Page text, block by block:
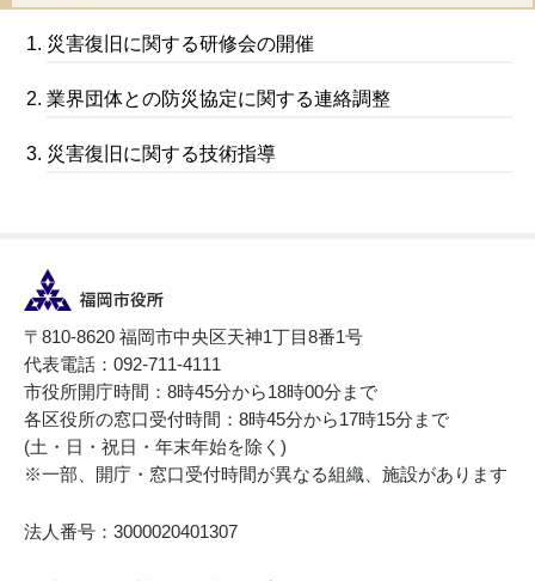
災害復旧に関する研修会の開催
業界団体との防災協定に関する連絡調整
災害復旧に関する技術指導
〒810-8620 福岡市中央区天神1丁目8番1号
代表電話：092-711-4111
市役所開庁時間：8時45分から18時00分まで
各区役所の窓口受付時間：8時45分から17時15分まで
(土・日・祝日・年末年始を除く)
※一部、開庁・窓口受付時間が異なる組織、施設があります
法人番号：3000020401307